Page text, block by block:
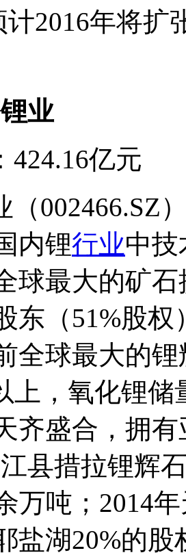
计2016年将扩
业
424.16亿元
（002466.SZ
内锂行业中
球最大的矿
东（51%股
全球最大的
上，氧化锂
齐盛合，拥
县措拉锂辉
万吨；2014
盐湖20%的